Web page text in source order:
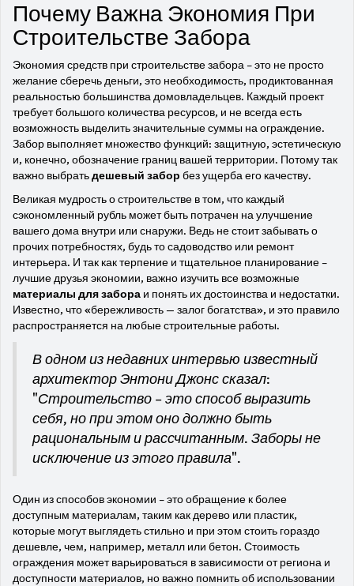
Почему Важна Экономия При
Строительстве Забора
Экономия средств при строительстве забора – это не просто
желание сберечь деньги, это необходимость, продиктованная
реальностью большинства домовладельцев. Каждый проект
требует большого количества ресурсов, и не всегда есть
возможность выделить значительные суммы на ограждение.
Забор выполняет множество функций: защитную, эстетическую
и, конечно, обозначение границ вашей территории. Потому так
важно выбратьдешевый забор без ущерба его качеству.
Великая мудрость о строительстве в том, что каждый
сэкономленный рубль может быть потрачен на улучшение
вашего дома внутри или снаружи. Ведь не стоит забывать о
прочих потребностях, будь то садоводство или ремонт
интерьера. И так как терпение и тщательное планирование –
лучшие друзья экономии, важно изучить все возможные
материалы для забора и понять их достоинства и недостатки.
Известно, что «бережливость — залог богатства», и это правило
распространяется на любые строительные работы.
В одном из недавних интервью известный
архитектор Энтони Джонс сказал:
"Строительство – это способ выразить
себя, но при этом оно должно быть
рациональным и рассчитанным. Заборы не
исключение из этого правила".
Один из способов экономии – это обращение к более
доступным материалам, таким как дерево или пластик,
которые могут выглядеть стильно и при этом стоить гораздо
дешевле, чем, например, металл или бетон. Стоимость
ограждения может варьироваться в зависимости от региона и
доступности материалов, но важно помнить об использовании